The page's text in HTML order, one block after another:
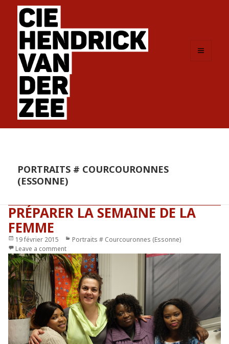
PORTRAITS # COURCOURONNES
(ESSONNE)
PRÉPARER LA SEMAINE DE LA
FEMME
Publié
le
19 février 2015 Catégories
Portraits # Courcouronnes (Essonne)
Leave a comment